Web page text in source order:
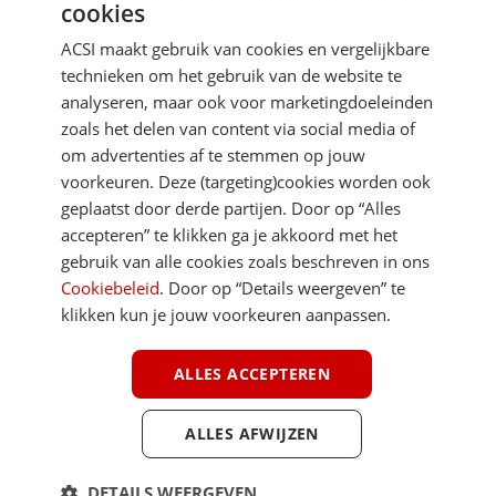
Je gegevens zijn veilig en worden niet gedeeld met anderen
DIRECT NAAR
MEER ACSI FREELIFE
cookies
ACSI maakt gebruik van cookies en vergelijkbare
technieken om het gebruik van de website te
analyseren, maar ook voor marketingdoeleinden
zoals het delen van content via social media of
om advertenties af te stemmen op jouw
voorkeuren. Deze (targeting)cookies worden ook
geplaatst door derde partijen. Door op “Alles
accepteren” te klikken ga je akkoord met het
gebruik van alle cookies zoals beschreven in ons
Cookiebeleid. Door op “Details weergeven” te
klikken kun je jouw voorkeuren aanpassen.
ALLES ACCEPTEREN
ALLES AFWIJZEN